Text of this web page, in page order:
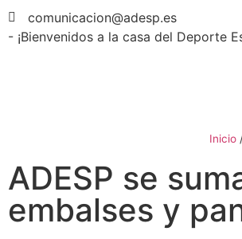
comunicacion@adesp.es
- ¡Bienvenidos a la casa del Deporte
Inicio
ADESP se
embalses y